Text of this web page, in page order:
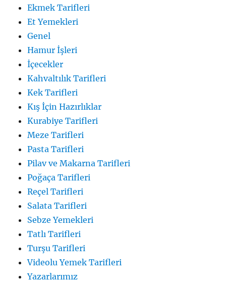
Ekmek Tarifleri
Et Yemekleri
Genel
Hamur İşleri
İçecekler
Kahvaltılık Tarifleri
Kek Tarifleri
Kış İçin Hazırlıklar
Kurabiye Tarifleri
Meze Tarifleri
Pasta Tarifleri
Pilav ve Makarna Tarifleri
Poğaça Tarifleri
Reçel Tarifleri
Salata Tarifleri
Sebze Yemekleri
Tatlı Tarifleri
Turşu Tarifleri
Videolu Yemek Tarifleri
Yazarlarımız